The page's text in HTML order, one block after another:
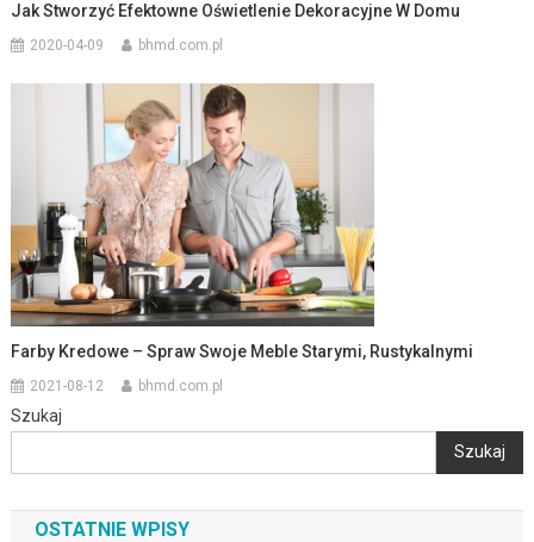
Jak Stworzyć Efektowne Oświetlenie Dekoracyjne W Domu
2020-04-09 bhmd.com.pl
Farby Kredowe – Spraw Swoje Meble Starymi, Rustykalnymi
2021-08-12 bhmd.com.pl
Szukaj
Szukaj
OSTATNIE WPISY